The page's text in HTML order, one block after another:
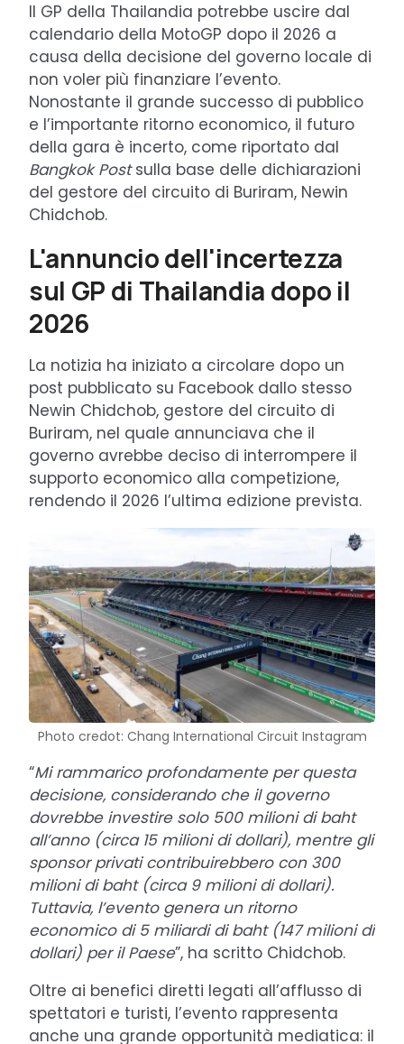
Il GP della Thailandia potrebbe uscire dal
calendario della MotoGP dopo il 2026 a
causa della decisione del governo locale di
non voler più finanziare l’evento.
Nonostante il grande successo di pubblico
e l’importante ritorno economico, il futuro
della gara è incerto, come riportato dal
Bangkok Postsulla base delle dichiarazioni
del gestore del circuito di Buriram, Newin
Chidchob.
L'annuncio dell'incertezza
sul GP di Thailandia dopo il
2026
La notizia ha iniziato a circolare dopo un
post pubblicato su Facebook dallo stesso
Newin Chidchob, gestore del circuito di
Buriram, nel quale annunciava che il
governo avrebbe deciso di interrompere il
supporto economico alla competizione,
rendendo il 2026 l’ultima edizione prevista.
Photo credot: Chang International Circuit Instagram
“Mi rammarico profondamente per questa
decisione, considerando che il governo
dovrebbe investire solo 500 milioni di baht
all’anno (circa 15 milioni di dollari), mentre gli
sponsor privati contribuirebbero con 300
milioni di baht (circa 9 milioni di dollari).
Tuttavia, l’evento genera un ritorno
economico di 5 miliardi di baht (147 milioni di
dollari) per il Paese”, ha scritto Chidchob.
Oltre ai benefici diretti legati all’afflusso di
spettatori e turisti, l’evento rappresenta
anche una grande opportunità mediatica: il